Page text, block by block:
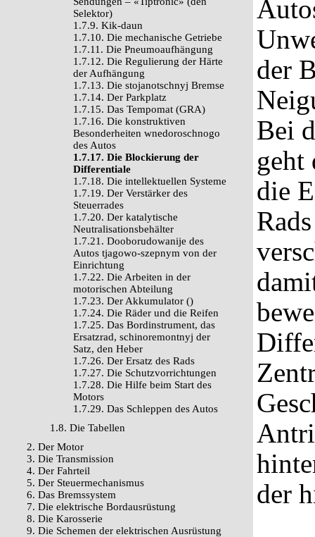
Selektor)
1.7.9. Kik-daun
1.7.10. Die mechanische Getriebe
1.7.11. Die Pneumoaufhängung
1.7.12. Die Regulierung der Härte
der Aufhängung
1.7.13. Die stojanotschnyj Bremse
1.7.14. Der Parkplatz
1.7.15. Das Tempomat (GRA)
1.7.16. Die konstruktiven
Besonderheiten wnedoroschnogo
des Autos
1.7.17. Die Blockierung der
Differentiale
1.7.18. Die intellektuellen Systeme
1.7.19. Der Verstärker des
Steuerrades
1.7.20. Der katalytische
Neutralisationsbehälter
1.7.21. Dooborudowanije des
Autos tjagowo-szepnym von der
Einrichtung
1.7.22. Die Arbeiten in der
motorischen Abteilung
1.7.23. Der Akkumulator ()
1.7.24. Die Räder und die Reifen
1.7.25. Das Bordinstrument, das
Ersatzrad, schinoremontnyj der
Satz, den Heber
1.7.26. Der Ersatz des Rads
1.7.27. Die Schutzvorrichtungen
1.7.28. Die Hilfe beim Start des
Motors
1.7.29. Das Schleppen des Autos
1.8. Die Tabellen
2. Der Motor
3. Die Transmission
4. Der Fahrteil
5. Der Steuermechanismus
6. Das Bremssystem
7. Die elektrische Bordausrüstung
8. Die Karosserie
9. Die Schemen der elektrischen Ausrüstung
der
Bei
geht
die
der